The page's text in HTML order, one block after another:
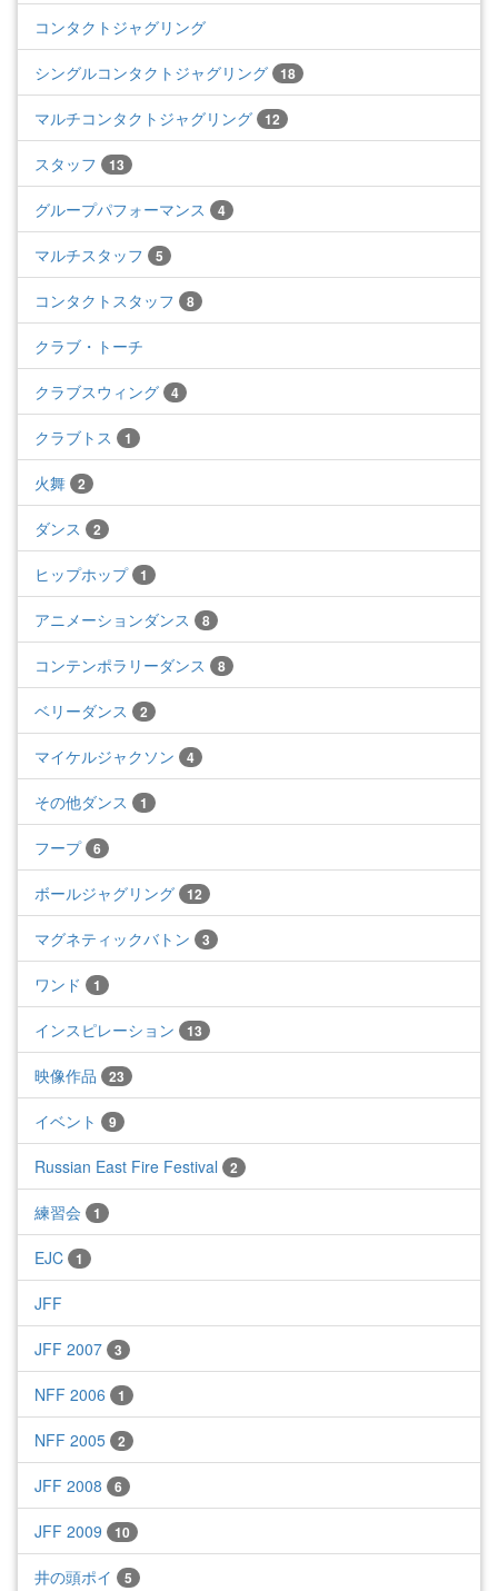
コンタクトジャグリング
シングルコンタクトジャグリング 18
マルチコンタクトジャグリング 12
スタッフ 13
グループパフォーマンス 4
マルチスタッフ 5
コンタクトスタッフ 8
クラブ・トーチ
クラブスウィング 4
クラブトス 1
火舞 2
ダンス 2
ヒップホップ 1
アニメーションダンス 8
コンテンポラリーダンス 8
ベリーダンス 2
マイケルジャクソン 4
その他ダンス 1
フープ 6
ボールジャグリング 12
マグネティックバトン 3
ワンド 1
インスピレーション 13
映像作品 23
イベント 9
Russian East Fire Festival 2
練習会 1
EJC 1
JFF
JFF 2007 3
NFF 2006 1
NFF 2005 2
JFF 2008 6
JFF 2009 10
井の頭ポイ 5